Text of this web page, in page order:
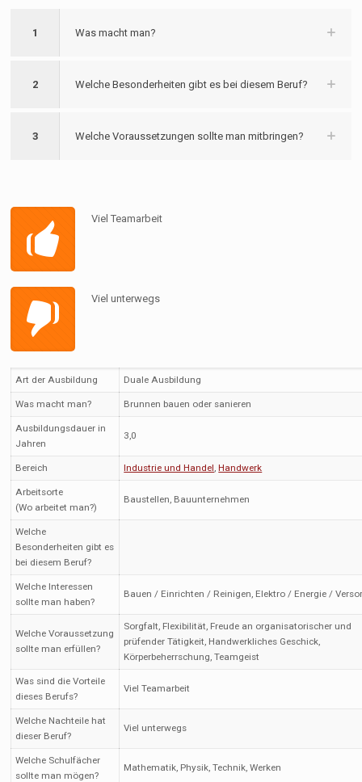
1 Was macht man?
2 Welche Besonderheiten gibt es bei diesem Beruf?
3 Welche Voraussetzungen sollte man mitbringen?
Viel Teamarbeit
Viel unterwegs
Art der Ausbildung Duale Ausbildung
Was macht man? Brunnen bauen oder sanieren
Ausbildungsdauer in
Jahren
3,0
Bereich Industrie und Handel,Handwerk
Arbeitsorte
(Wo arbeitet man?)
Baustellen, Bauunternehmen
Welche
Besonderheiten gibt es
bei diesem Beruf?
Welche Interessen
sollte man haben?
Bauen / Einrichten / Reinigen, Elektro / Energie /
Welche Voraussetzung
sollte man erfüllen?
Sorgfalt, Flexibilität, Freude an organisatorischer und
prüfender Tätigkeit, Handwerkliches Geschick,
Körperbeherrschung, Teamgeist
Was sind die Vorteile
dieses Berufs?
Viel Teamarbeit
Welche Nachteile hat
dieser Beruf?
Viel unterwegs
Welche Schulfächer
sollte man mögen?
Mathematik, Physik, Technik, Werken